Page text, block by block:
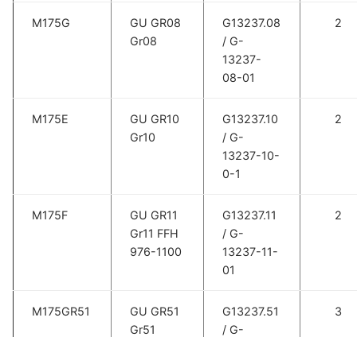
M175G
GU GR08
Gr08
G13237.08
/ G-
13237-
08-01
2
M175E
GU GR10
Gr10
G13237.10
/ G-
13237-10-
0-1
2
M175F
GU GR11
Gr11 FFH
976-1100
G13237.11
/ G-
13237-11-
01
2
M175GR51
GU GR51
Gr51
G13237.51
/ G-
3